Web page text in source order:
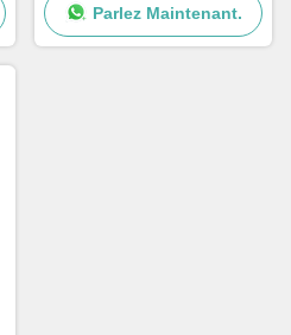
Benz OEM A0035450113
A0025450113
Parlez Maintenant.